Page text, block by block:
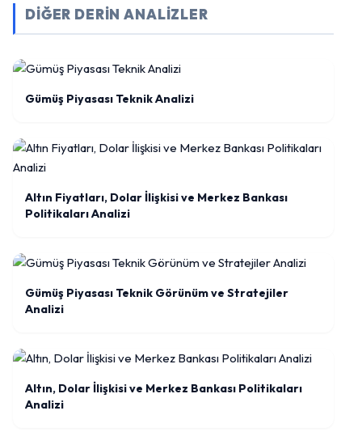
DİĞER DERİN ANALİZLER
Gümüş Piyasası Teknik Analizi
Altın Fiyatları, Dolar İlişkisi ve Merkez Bankası
Politikaları Analizi
Gümüş Piyasası Teknik Görünüm ve Stratejiler
Analizi
Altın, Dolar İlişkisi ve Merkez Bankası Politikaları
Analizi